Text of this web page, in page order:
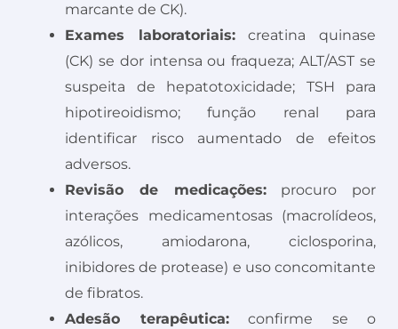
marcante de CK).
Exames laboratoriais:creatina quinase
(CK) se dor intensa ou fraqueza; ALT/AST se
suspeita de hepatotoxicidade; TSH para
hipotireoidismo; função renal para
identificar risco aumentado de efeitos
adversos.
Revisão de medicações:procuro por
interações medicamentosas (macrolídeos,
azólicos, amiodarona, ciclosporina,
inibidores de protease) e uso concomitante
de fibratos.
Adesão terapêutica:confirme se o